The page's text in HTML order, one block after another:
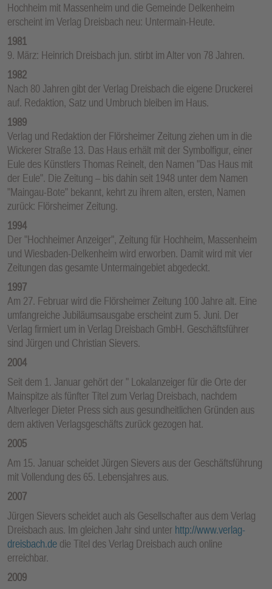
Hochheim mit Massenheim und die Gemeinde Delkenheim
erscheint im Verlag Dreisbach neu: Untermain-Heute.
1981
9. März: Heinrich Dreisbach jun. stirbt im Alter von 78 Jahren.
1982
Nach 80 Jahren gibt der Verlag Dreisbach die eigene Druckerei
auf. Redaktion, Satz und Umbruch bleiben im Haus.
1989
Verlag und Redaktion der Flörsheimer Zeitung ziehen um in die
Wickerer Straße 13. Das Haus erhält mit der Symbolfigur, einer
Eule des Künstlers Thomas Reinelt, den Namen "Das Haus mit
der Eule". Die Zeitung – bis dahin seit 1948 unter dem Namen
"Maingau-Bote" bekannt, kehrt zu ihrem alten, ersten, Namen
zurück: Flörsheimer Zeitung.
1994
Der "Hochheimer Anzeiger", Zeitung für Hochheim, Massenheim
und Wiesbaden-Delkenheim wird erworben. Damit wird mit vier
Zeitungen das gesamte Untermaingebiet abgedeckt.
1997
Am 27. Februar wird die Flörsheimer Zeitung 100 Jahre alt. Eine
umfangreiche Jubiläumsausgabe erscheint zum 5. Juni. Der
Verlag firmiert um in Verlag Dreisbach GmbH. Geschäftsführer
sind Jürgen und Christian Sievers.
2004
Seit dem 1. Januar gehört der " Lokalanzeiger für die Orte der
Mainspitze als fünfter Titel zum Verlag Dreisbach, nachdem
Altverleger Dieter Press sich aus gesundheitlichen Gründen aus
dem aktiven Verlagsgeschäfts zurück gezogen hat.
2005
Am 15. Januar scheidet Jürgen Sievers aus der Geschäftsführung
mit Vollendung des 65. Lebensjahres aus.
2007
Jürgen Sievers scheidet auch als Gesellschafter aus dem Verlag
Dreisbach aus. Im gleichen Jahr sind unter http://www.verlag-
dreisbach.de die Titel des Verlag Dreisbach auch online
erreichbar.
2009